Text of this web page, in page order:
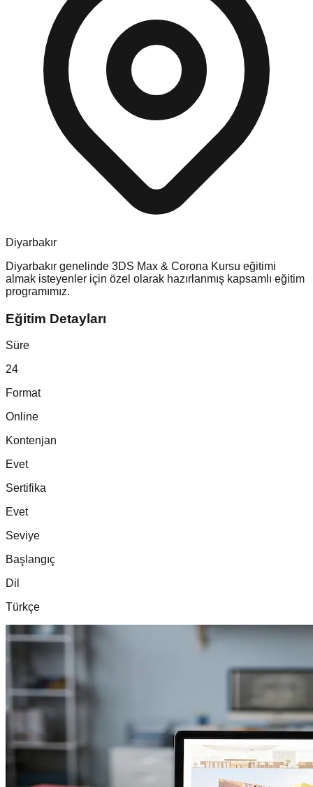
Diyarbakır
Diyarbakır genelinde 3DS Max & Corona Kursu eğitimi
almak isteyenler için özel olarak hazırlanmış kapsamlı eğitim
programımız.
Eğitim Detayları
Süre
24
Format
Online
Kontenjan
Evet
Sertifika
Evet
Seviye
Başlangıç
Dil
Türkçe